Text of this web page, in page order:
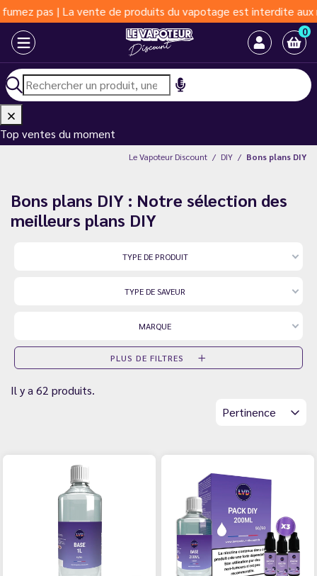
| La vente de produits du vapotage est interdite aux moins
0
Top ventes du moment
Le Vapoteur Discount DIY Bons plans DIY
Bons plans DIY : Notre sélection des
meilleurs plans DIY
TYPE DE PRODUIT
TYPE DE SAVEUR
MARQUE
PLUS DE FILTRES
Il y a 62 produits.
Pertinence